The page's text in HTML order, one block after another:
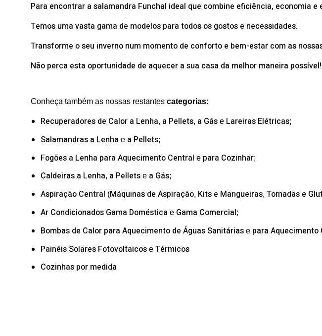
Para encontrar a salamandra Funchal ideal que combine eficiência, economia
Temos uma vasta gama de modelos para todos os gostos e necessidades.
Transforme o seu inverno num momento de conforto e bem-estar com as
Não perca esta oportunidade de aquecer a sua casa da melhor maneira possível!
Conheça também as nossas restantes categorias:
Recuperadores de Calor a Lenha, a Pellets, a Gás e Lareiras Elétricas;
Salamandras a Lenha e a Pellets;
Fogões a Lenha para Aquecimento Central e para Cozinhar;
Caldeiras a Lenha, a Pellets e a Gás;
Aspiração Central (Máquinas de Aspiração, Kits e Mangueiras, Tomadas e
Ar Condicionados Gama Doméstica e Gama Comercial;
Bombas de Calor para Aquecimento de Águas Sanitárias e para Aquecimento
Painéis Solares Fotovoltaicos e Térmicos
Cozinhas por medida